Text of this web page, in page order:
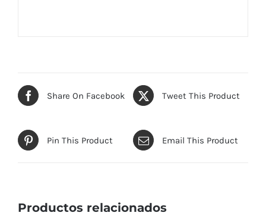
Share On Facebook Tweet This Product
Pin This Product Email This Product
Productos relacionados